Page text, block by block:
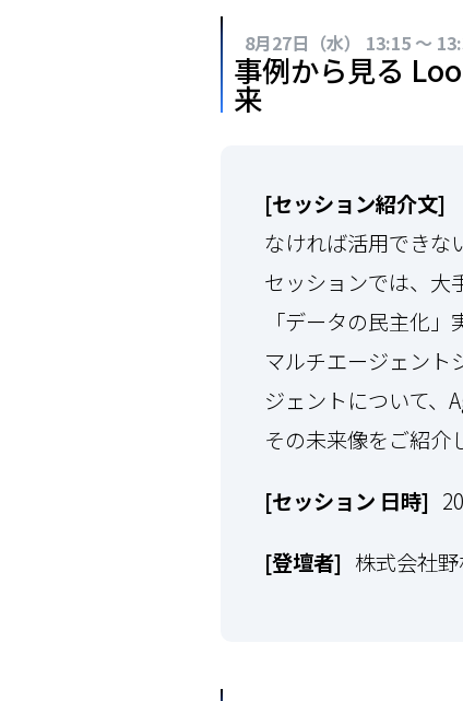
8月27日（水） 13:15 ～
事例から見る
来
[セッション紹介文]
なければ活用できな
セッションでは、大
「データの民主化
マルチエージェント
ジェントについて、
その未来像をご紹介
[セッション 日時]
[登壇者] 株式会社